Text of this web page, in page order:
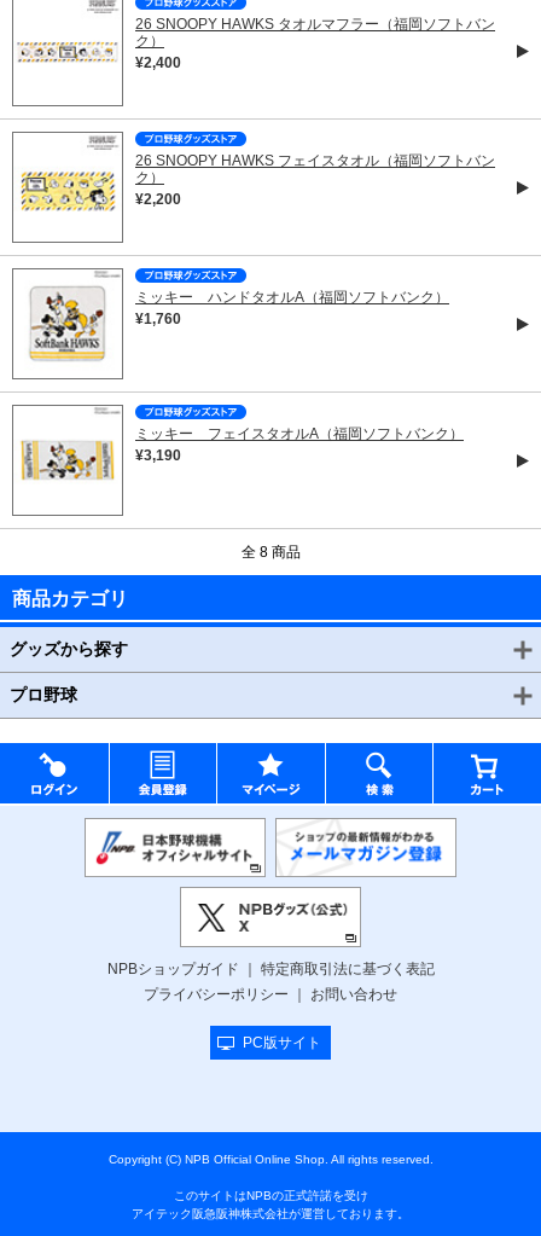
26 SNOOPY HAWKS タオルマフラー（福岡ソフトバン
ク）
¥2,400
26 SNOOPY HAWKS フェイスタオル（福岡ソフトバン
ク）
¥2,200
ミッキー ハンドタオルA（福岡ソフトバンク）
¥1,760
ミッキー フェイスタオルA（福岡ソフトバンク）
¥3,190
全 8 商品
商品カテゴリ
グッズから探す
プロ野球
NPBショップガイド
特定商取引法に基づく表記
プライバシーポリシー
お問い合わせ
PC版サイト
Copyright (C) NPB Official Online Shop. All rights reserved.
このサイトはNPBの正式許諾を受け
アイテック阪急阪神株式会社が運営しております。